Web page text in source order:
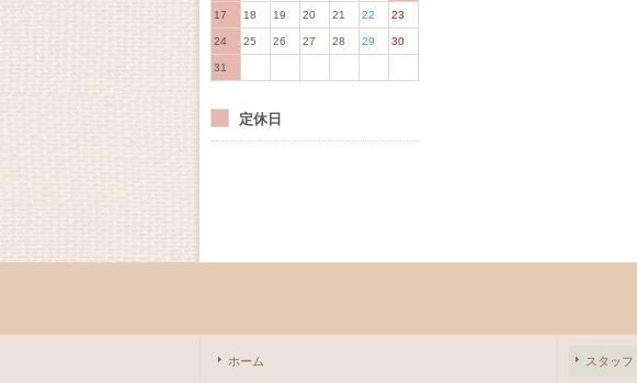
17 18 19 20 21 22 23
24 25 26 27 28 29 30
31
定休日
ホーム スタッフ